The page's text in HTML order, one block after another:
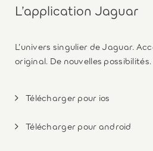
L’application Jaguar
L’univers singulier de Jaguar.
original. De nouvelles possibilités.
Télécharger pour ios
Télécharger pour android